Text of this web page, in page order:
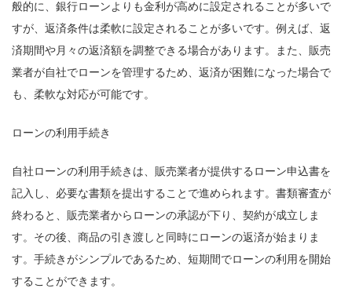
般的に、銀行ローンよりも金利が高めに設定されることが多いで
すが、返済条件は柔軟に設定されることが多いです。例えば、返
済期間や月々の返済額を調整できる場合があります。また、販売
業者が自社でローンを管理するため、返済が困難になった場合で
も、柔軟な対応が可能です。
ローンの利用手続き
自社ローンの利用手続きは、販売業者が提供するローン申込書を
記入し、必要な書類を提出することで進められます。書類審査が
終わると、販売業者からローンの承認が下り、契約が成立しま
す。その後、商品の引き渡しと同時にローンの返済が始まりま
す。手続きがシンプルであるため、短期間でローンの利用を開始
することができます。